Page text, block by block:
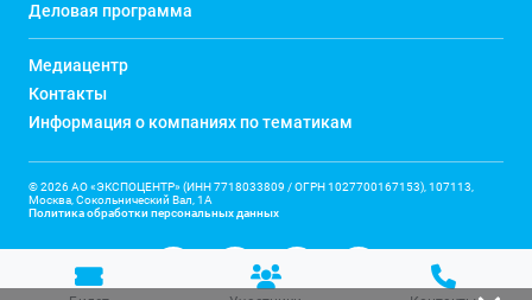
Деловая программа
Медиацентр
Контакты
Информация о компаниях по тематикам
© 2026 АО «ЭКСПОЦЕНТР» (ИНН 7718033809 / ОГРН 1027700167153), 107113,
Москва, Сокольнический Вал, 1А
Политика обработки персональных данных